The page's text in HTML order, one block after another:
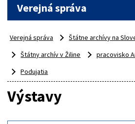
Verejná správa
Verejná správa
Štátne archívy na
Štátny archív v Žiline
pracovisko
Podujatia
Výstavy